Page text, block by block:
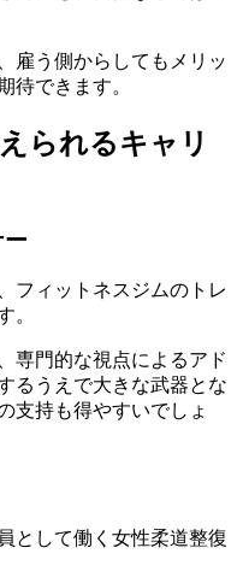
雇う側からしてもメリッ
待できます。
られるキャリ
フィットネスジムのトレ
。
専門的な視点によるアド
るうえで大きな武器とな
支持も得やすいでしょ
として働く女性柔道整復